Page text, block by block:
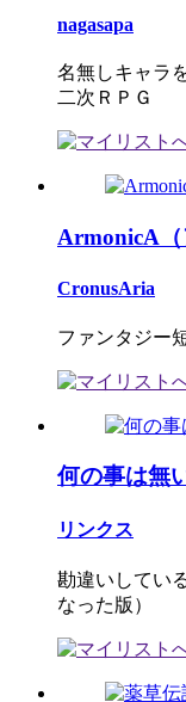
nagasapa
名無しキャラ
二次ＲＰＧ
ArmonicA（
CronusAria
ファンタジー
何の事は無
リンクス
勘違いしてい
なった版）